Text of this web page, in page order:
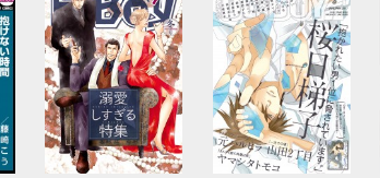
25
26 27 28